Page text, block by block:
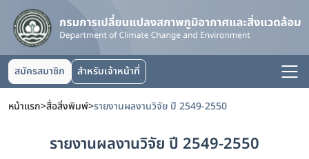
สมัครสมาชิก สำหรับเจ้าหน้าที่
หน้าแรก>สื่อสิ่งพิมพ์>รายงานผลงานวิจัย ปี 2549-2550
รายงานผลงานวิจัย ปี 2549-2550